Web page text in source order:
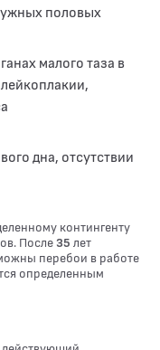
половых
малого таза в
дна, отсутствии
контингенту
После 35 лет
перебои в работе
определенным